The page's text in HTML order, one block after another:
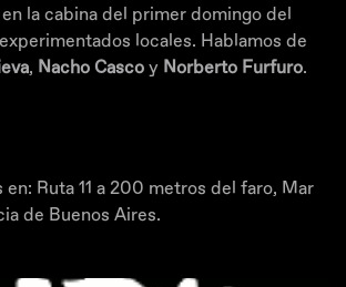
la cabina del primer domingo del
locales. Hablamos de
, Nacho Casco y Norberto Furfuro.
en: Ruta 11 a 200 metros del faro, Mar
de Buenos Aires.